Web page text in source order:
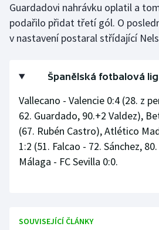
Guardadovi nahrávku oplatil a
podařilo přidat třetí gól. O
v nastavení postaral střídající
Španělská fotbalová
Vallecano - Valencie 0:4 (28. z
62. Guardado, 90.+2 Valdez),
(67. Rubén Castro), Atlético
1:2 (51. Falcao - 72. Sánchez,
Málaga - FC Sevilla 0:0.
SOUVISEJÍCÍ ČLÁNKY